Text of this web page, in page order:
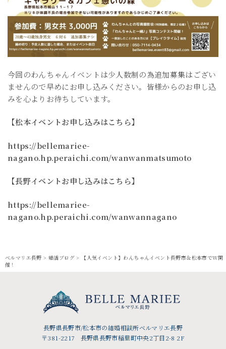
今回のわんちゃんイベントは少人数制の為追加募集はござい
ませんので早めにお申し込みください。皆様からのお申し込
みを心よりお待ちしています。
【松本イベントお申し込みはこちら】
https://bellemariee-
nagano.hp.peraichi.com/wanwanmatsumoto
【長野イベントお申し込みはこちら】
https://bellemariee-
nagano.hp.peraichi.com/wanwannagano
ベルマリエ長野 >婚活ブログ >
【人気イベント】わんちゃんイベント長野市＆松本市でW開
催！
長野県長野市/松本市の結婚相談所ベルマリエ長野
〒381-2217 長野県長野市稲里町中央2丁目2-8 2F